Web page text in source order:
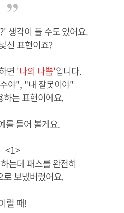
생각이 들 수도 있어요.
선 표현이죠?
면 '나의 나쁨'입니다.
야", "내 잘못이야"
하는 표현이에요.
를 들어 볼게요.
<1>
는데 패스를 완전히
로 보냈버렸어요.
럴 때!